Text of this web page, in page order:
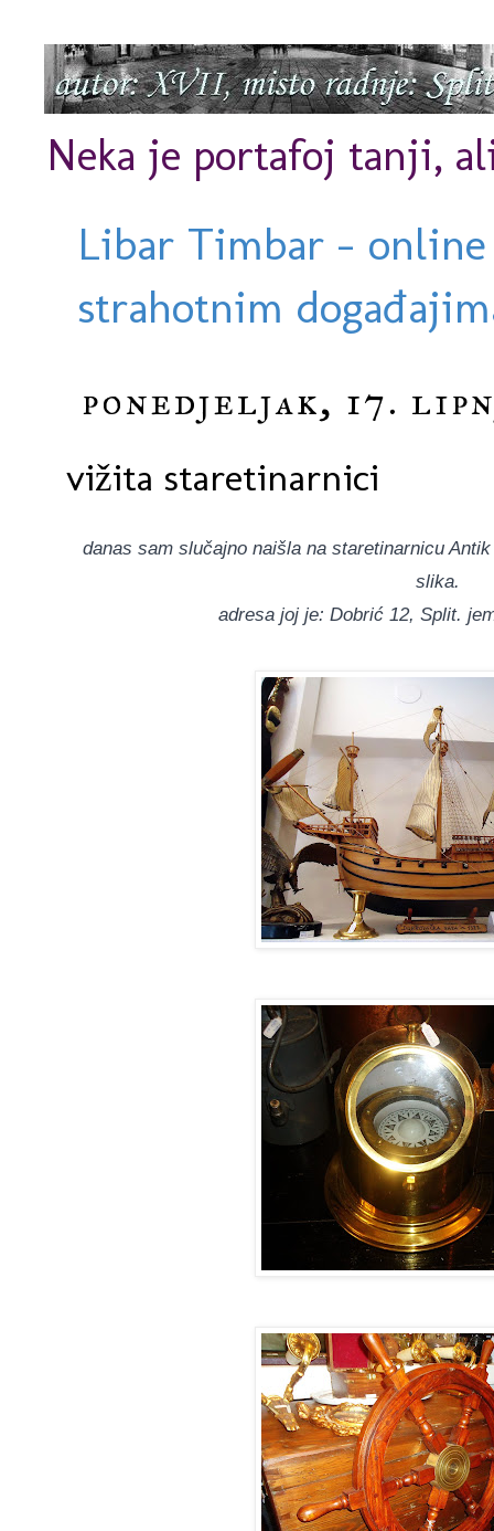
Neka je portafoj tanji,
Libar Timbar -
strahotnim
ponedjeljak, 17.
vižita staretinarnici
danas sam slučajno naišla na staretinarnicu
slika.
adresa joj je: Dobrić 12, Split.